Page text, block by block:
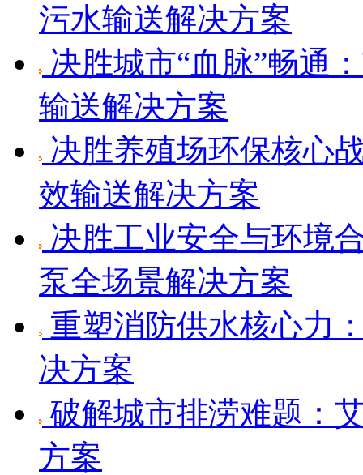
污水输送解决方案
决胜城市“血脉”畅通
输送解决方案
决胜养殖场环保核心
效输送解决方案
决胜工业安全与环境
泵全场景解决方案
重塑消防供水核心力
决方案
破解城市排涝难题：
方案